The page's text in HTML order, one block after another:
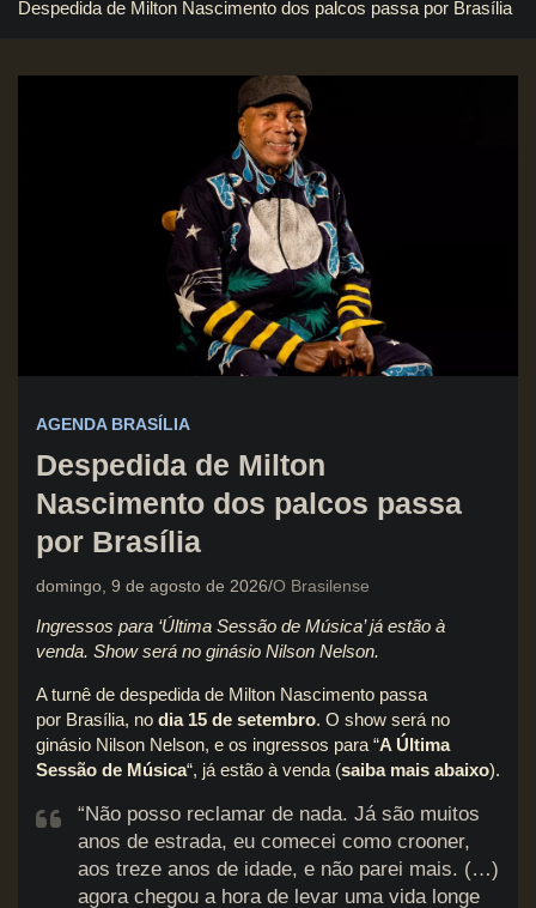
Despedida de Milton Nascimento dos palcos passa por Brasília
AGENDA BRASÍLIA
Despedida de Milton
Nascimento dos palcos passa
por Brasília
domingo, 9 de agosto de 2026 O Brasilense
Ingressos para ‘Última Sessão de Música’ já estão à
venda. Show será no ginásio Nilson Nelson.
A turnê de despedida de Milton Nascimento passa
por Brasília, no dia 15 de setembro. O show será no
ginásio Nilson Nelson, e os ingressos para “A Última
Sessão de Música“, já estão à venda (saiba mais abaixo).
“Não posso reclamar de nada. Já são muitos
anos de estrada, eu comecei como crooner,
aos treze anos de idade, e não parei mais. (…)
agora chegou a hora de levar uma vida longe